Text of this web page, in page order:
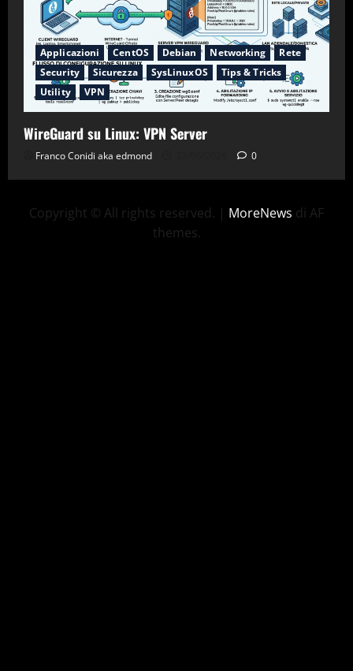
Applicazioni CentOS Debian Networking
Rete
Security
Sicurezza SysLinuxOS
Tips & Tricks
Utility
VPN
WireGuard su Linux: VPN Server
Franco Conidi aka edmond 0
Copyright © All rights reserved. | MoreNews di AF
themes.